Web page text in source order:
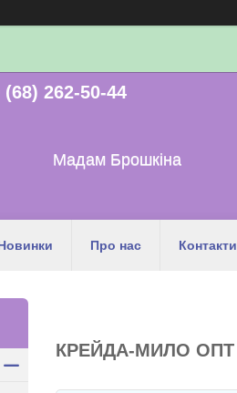
(68) 262-50-44
Мадам Брошкіна
Про нас Контакти
КРЕЙДА-МИЛО ОПТ